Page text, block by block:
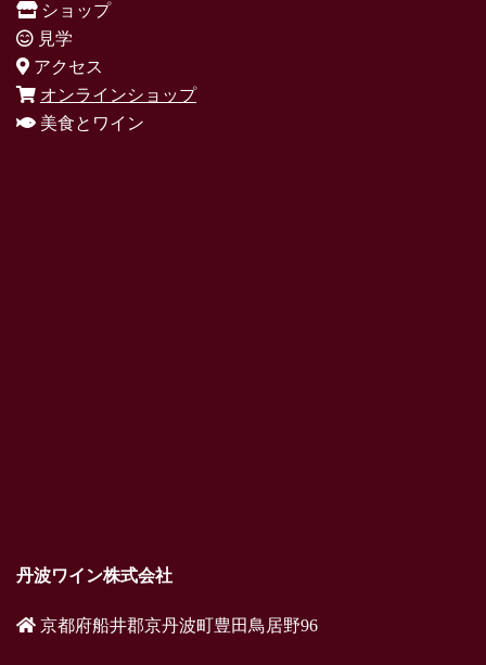
ショップ
見学
アクセス
オンラインショップ
美食とワイン
丹波ワイン株式会社
京都府船井郡京丹波町豊田鳥居野96